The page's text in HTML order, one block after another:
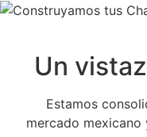
Un
Estamos
mercado